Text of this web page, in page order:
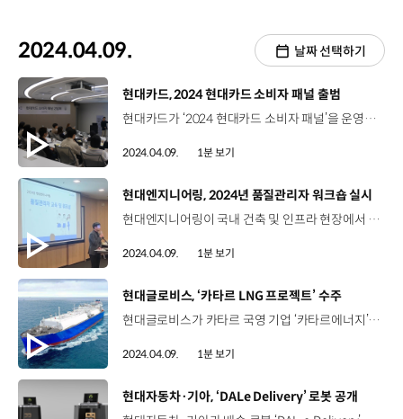
2024.04.09. 날짜 선택하기
[동영상]
현대카드, 2024 현대카드 소비자 패널 출범
현대카드가 ‘2024 현대카드 소비자 패널’을 운영합니다. 현대카드 고객들로 구성된 소비자 패널은 2024년 한 해 동안 현대카드의 상품과 서비스 개선을 위해 다양한 문제점 및 개선 아이디어를 발굴하고 있습니다. 현대카드는 20대부터 60대까지 총 16명의 소비자 패널을 선정해 다양한 세대의 의견을 고루 수렴하고 시각 장애 고객도 패널로 선정해 금융 취약 계층의 이용 편의를 높일 방법도 함께 고민해 나갈 계획인데요. 앞으로도 현대카드는 다양한 소비자 패널의 의견을 청취하며 보다 나은 상품·서비스를 제공해 나갈 예정입니다.
2024.04.09. 1분 보기
[동영상]
현대엔지니어링, 2024년 품질관리자 워크숍 실시
현대엔지니어링이 국내 건축 및 인프라 현장에서 근무 중인 품질관리자를 대상으로 '2024년 품질관리자 워크숍'을 진행했습니다. 품질관리자 워크숍은 현장 품질관리자 간의 정보 공유 및 네트워크 강화를 통해 시공품질을 향상하고 신규 입사자의 소속감 고취, 조직 적응을 돕기 위해 매년 개최하고 있습니다. 지난달 28일부터 이틀 동안 계동 본사에서 열린 워크숍에는 총 53명의 품질관리자가 참여했으며 가설공사 품질관리 교육, 품질 IT 시스템 실습 등 다양한 커리큘럼이 진행되었습니다. 현대엔지니어링은 참여자들의 의견을 반영해 더욱 발전적인 워크숍을 만들 수 있도록 노력해 나갈 계획입니다.
2024.04.09. 1분 보기
[동영상]
현대글로비스, ‘카타르 LNG 프로젝트’ 수주
현대글로비스가 카타르 국영 기업 ‘카타르에너지’의 액화천연가스(LNG) 운반선 4척에 대한 장기 용선 계약을 낙찰받았습니다. 세계 최대 LNG 기업인 ‘카타르에너지’는 현재 연간 7,700만 톤인 LNG 생산량을 2030년까지 1억 4,200만 톤으로 늘릴 계획으로 현대글로비스는 카타르에너지가 최근 진행한 LNG 해상운송 2차 입찰에 일본 선사인 “K” LINE(Kawasaki Kisen Kaisha, Ltd)과 컨소시엄을 꾸려 참여했으며 2027년부터 해당 선박들을 공동으로 운용할 예정입니다. 이번 계약을 통해 가스운송 시장에서 사업 역량을 인정받은 현대글로비스는 자동차선 시장을 넘어 가스 해상운송 영역에서도 글로벌 경쟁력을 선보일 계획입니다.
2024.04.09. 1분 보기
[동영상]
현대자동차·기아, ‘DALe Delivery’ 로봇 공개